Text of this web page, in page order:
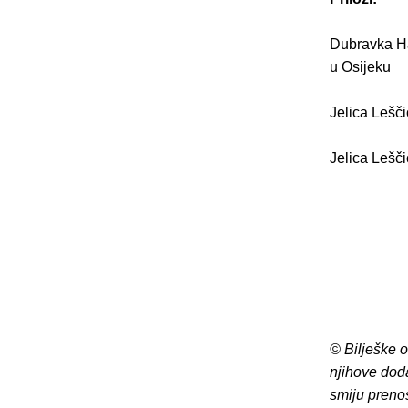
Dubravka
u Osijeku
Jelica
Jelica
© Bilješke
njihove
smiju